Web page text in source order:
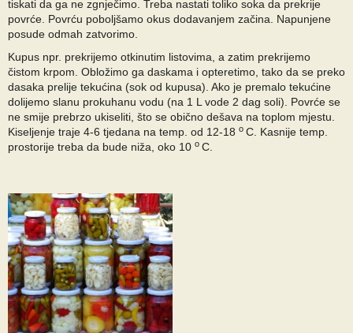
tiskati da ga ne zgnječimo. Treba nastati toliko soka da prekrije
povrće. Povrću poboljšamo okus dodavanjem začina. Napunjene
posude odmah zatvorimo.
Kupus npr. prekrijemo otkinutim listovima, a zatim prekrijemo
čistom krpom. Obložimo ga daskama i opteretimo, tako da se preko
dasaka prelije tekućina (sok od kupusa). Ako je premalo tekućine
dolijemo slanu prokuhanu vodu (na 1 L vode 2 dag soli). Povrće se
ne smije prebrzo ukiseliti, što se obično dešava na toplom mjestu.
Kiseljenje traje 4-6 tjedana na temp. od 12-18 o C. Kasnije temp.
prostorije treba da bude niža, oko 10 o C.